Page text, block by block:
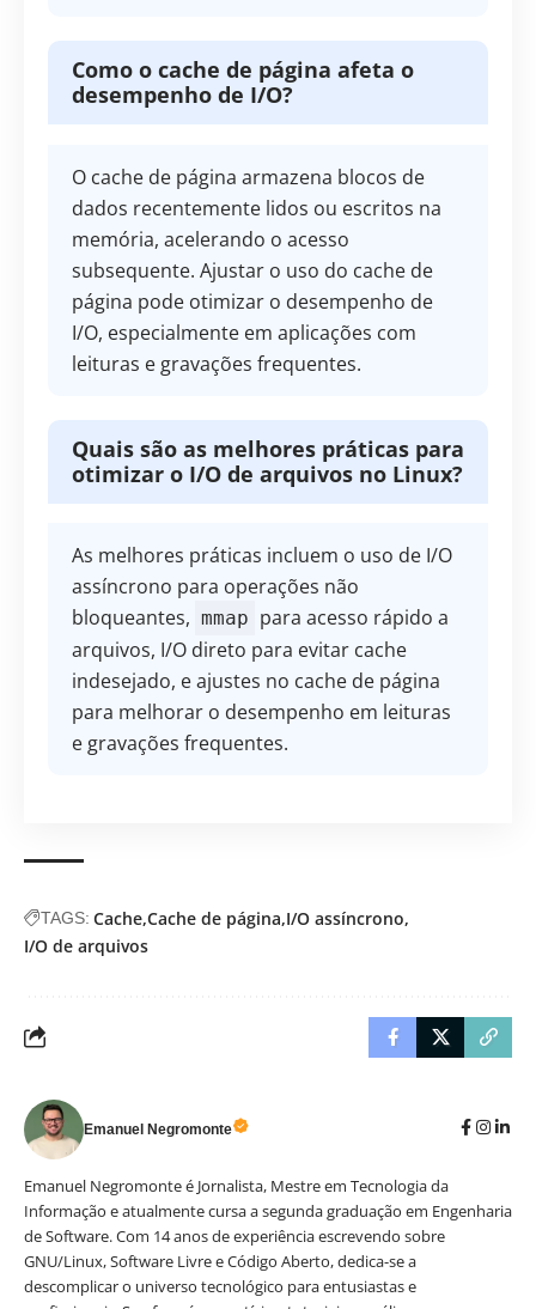
Como o cache de página afeta o
desempenho de I/O?
O cache de página armazena blocos de
dados recentemente lidos ou escritos na
memória, acelerando o acesso
subsequente. Ajustar o uso do cache de
página pode otimizar o desempenho de
I/O, especialmente em aplicações com
leituras e gravações frequentes.
Quais são as melhores práticas para
otimizar o I/O de arquivos no Linux?
As melhores práticas incluem o uso de I/O
assíncrono para operações não
bloqueantes, mmap para acesso rápido a
arquivos, I/O direto para evitar cache
indesejado, e ajustes no cache de página
para melhorar o desempenho em leituras
e gravações frequentes.
TAGS: Cache Cache de página I/O assíncrono
I/O de arquivos
Emanuel Negromonte
Emanuel Negromonte é Jornalista, Mestre em Tecnologia da
Informação e atualmente cursa a segunda graduação em Engenharia
de Software. Com 14 anos de experiência escrevendo sobre
GNU/Linux, Software Livre e Código Aberto, dedica-se a
descomplicar o universo tecnológico para entusiastas e